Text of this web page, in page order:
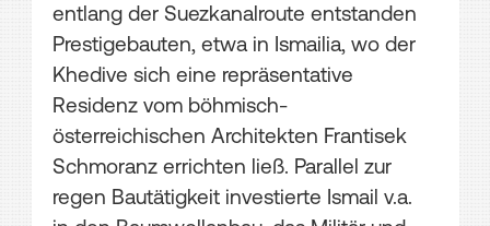
entlang der Suezkanalroute entstanden
Prestigebauten, etwa in Ismailia, wo der
Khedive sich eine repräsentative
Residenz vom böhmisch-
österreichischen Architekten Frantisek
Schmoranz errichten ließ. Parallel zur
regen Bautätigkeit investierte Ismail v.a.